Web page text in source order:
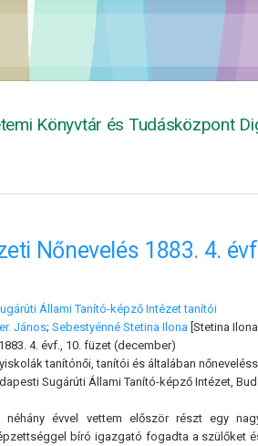
Könyvtár és Tudásközpont
Nőnevelés 1883. 4.
Állami Tanító-képző Intézet tanítói
János; Sebestyénné Stetina Ilona [Stetina
4. évf., 10. füzet (december)
tanítónői, tanítói és általában
Sugárúti Állami Tanító-képző Intézet,
néhány évvel vettem először részt egy
bíró igazgató fogadta a szülőket